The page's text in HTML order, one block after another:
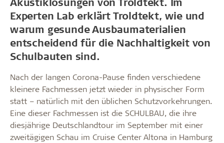
Experten Lab erklärt Troldtekt, wie und
warum gesunde Ausbaumaterialien
entscheidend für die Nachhaltigkeit von
Schulbauten sind.
Nach der langen Corona-Pause finden verschiedene
kleinere Fachmessen jetzt wieder in physischer Form
statt – natürlich mit den üblichen Schutzvorkehrungen.
Eine dieser Fachmessen ist die SCHULBAU, die ihre
diesjährige Deutschlandtour im September mit einer
zweitägigen Schau im Cruise Center Altona in Hamburg